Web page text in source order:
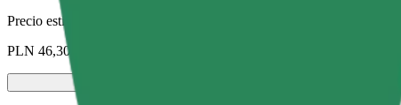
Precio estimado
PLN 46,30